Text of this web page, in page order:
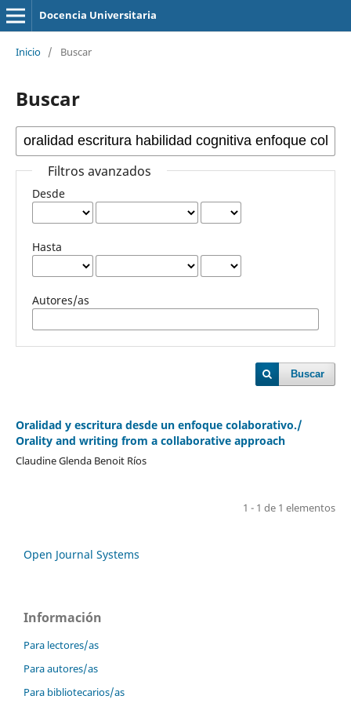
Docencia Universitaria
Inicio / Buscar
Buscar
Filtros avanzados
Desde
Hasta
Autores/as
Buscar
Oralidad y escritura desde un enfoque colaborativo./
Orality and writing from a collaborative approach
Claudine Glenda Benoit Ríos
1 - 1 de 1 elementos
Open Journal Systems
Información
Para lectores/as
Para autores/as
Para bibliotecarios/as